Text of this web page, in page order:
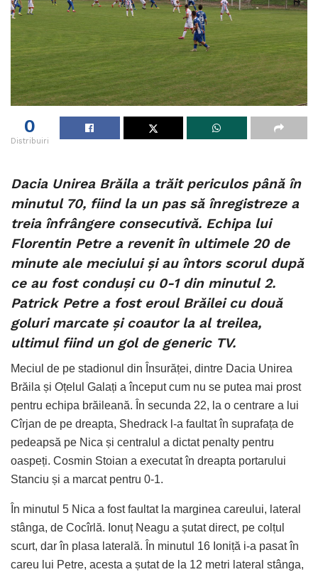
0
Distribuiri
Dacia Unirea Brăila a trăit periculos până în
minutul 70, fiind la un pas să înregistreze a
treia înfrângere consecutivă. Echipa lui
Florentin Petre a revenit în ultimele 20 de
minute ale meciului și au întors scorul după
ce au fost conduși cu 0-1 din minutul 2.
Patrick Petre a fost eroul Brăilei cu două
goluri marcate și coautor la al treilea,
ultimul fiind un gol de generic TV.
Meciul de pe stadionul din Însurăței, dintre Dacia Unirea
Brăila și Oțelul Galați a început cum nu se putea mai prost
pentru echipa brăileană. În secunda 22, la o centrare a lui
Cîrjan de pe dreapta, Shedrack l-a faultat în suprafața de
pedeapsă pe Nica și centralul a dictat penalty pentru
oaspeți. Cosmin Stoian a executat în dreapta portarului
Stanciu și a marcat pentru 0-1.
În minutul 5 Nica a fost faultat la marginea careului, lateral
stânga, de Cocîrlă. Ionuț Neagu a șutat direct, pe colțul
scurt, dar în plasa laterală. În minutul 16 Ioniță i-a pasat în
careu lui Petre, acesta a șutat de la 12 metri lateral stânga,